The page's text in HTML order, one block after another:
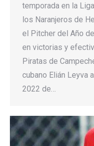
temporada en la
los Naranjeros de
el Pitcher del Año
en victorias y
Piratas de
cubano Elián Leyva
2022 de…